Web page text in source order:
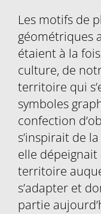
Les motifs de
géométriques
étaient à la
culture, de
territoire qui
symboles
confection
s’inspirait de
elle
territoire
s’adapter et
partie